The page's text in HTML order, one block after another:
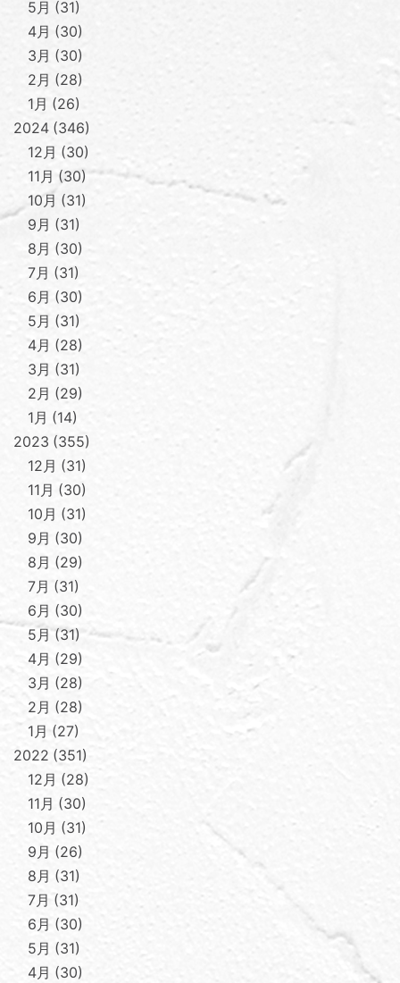
5月
31
4月
30
3月
30
2月
28
1月
26
2024 346
12月
30
11月
30
10月
31
9月
31
8月
30
7月
31
6月
30
5月
31
4月
28
3月
31
2月
29
1月
14
2023 355
12月
31
11月
30
10月
31
9月
30
8月
29
7月
31
6月
30
5月
31
4月
29
3月
28
2月
28
1月
27
2022 351
12月
28
11月
30
10月
31
9月
26
8月
31
7月
31
6月
30
5月
31
4月
30